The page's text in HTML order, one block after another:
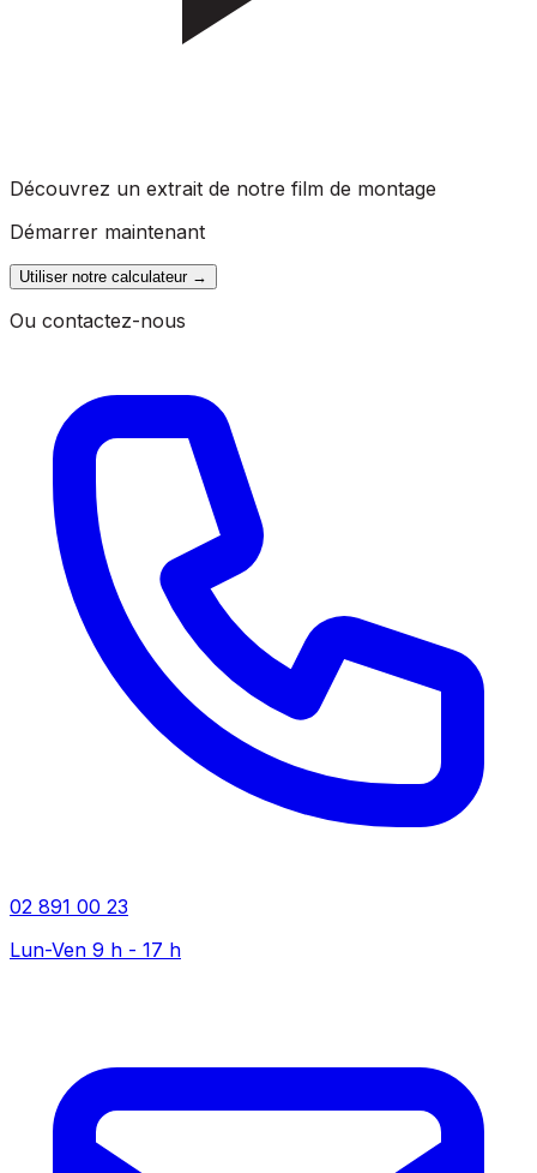
Découvrez un extrait de notre film de montage
Démarrer maintenant
Utiliser notre calculateur→
Ou contactez-nous
02 891 00 23
Lun-Ven 9 h - 17 h